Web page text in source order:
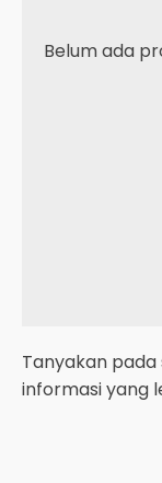
Belum ada
Tanyakan
informasi yang